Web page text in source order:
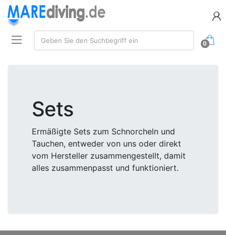
Suche:
Geben Sie den Suchbegriff ein
0
Sets
Ermäßigte Sets zum Schnorcheln und
Tauchen, entweder von uns oder direkt
vom Hersteller zusammengestellt, damit
alles zusammenpasst und funktioniert.